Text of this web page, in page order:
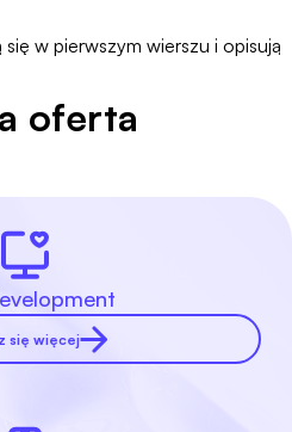
się w pierwszym wierszu i opisują
oferta
się więcej